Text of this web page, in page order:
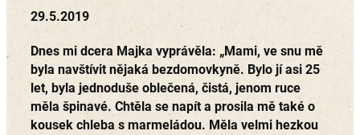
29.5.2019
Dnes mi dcera Majka vyprávěla: „Mami, ve snu mě
byla navštívit nějaká bezdomovkyně. Bylo jí asi 25
let, byla jednoduše oblečená, čistá, jenom ruce
měla špinavé. Chtěla se napít a prosila mě také o
kousek chleba s marmeládou. Měla velmi hezkou